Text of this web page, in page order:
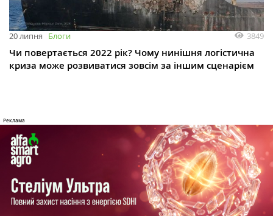
20 липня Блоги 3849
Чи повертається 2022 рік? Чому нинішня логістична
криза може розвиватися зовсім за іншим сценарієм